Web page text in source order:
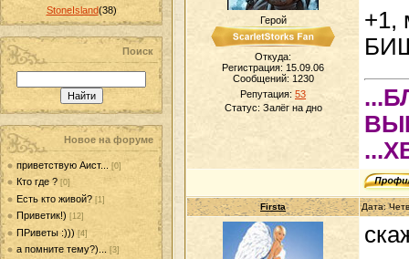
StoneIsland(38)
Поиск
Новое на форуме
приветствую Аист... [0]
Кто где ? [0]
Есть кто живой? [1]
Приветик!) [12]
ПРиветы :))) [4]
а помните тему?)... [3]
Герой
Откуда:
Регистрация: 15.09.06
Сообщений: 1230
Репутация: 53
Статус: Залёг на дно
+1,
Firsta Дата: